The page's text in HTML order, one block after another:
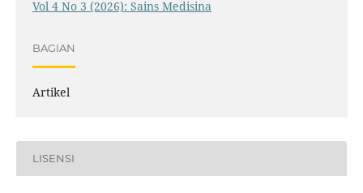
Vol 4 No 3 (2026): Sains Medisina
BAGIAN
Artikel
LISENSI